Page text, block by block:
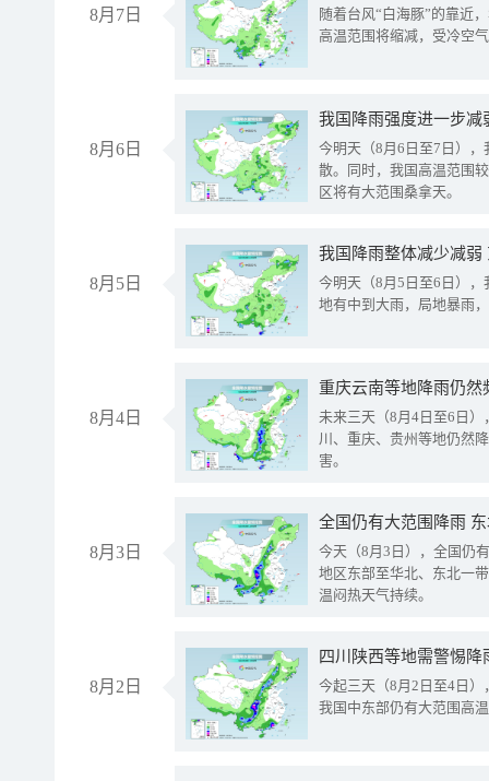
8月7日
随着台风“白海豚”的靠近
高温范围将缩减，受冷空
8月6日
今明天（8月6日至7日）
散。同时，我国高温范围
区将有大范围桑拿天。
8月5日
我国降雨整体减少减弱
今明天（8月5日至6日）
地有中到大雨，局地暴雨
8月4日
重庆云南等地降雨仍然
未来三天（8月4日至6日
川、重庆、贵州等地仍然
害。
8月3日
全国仍有大范围降雨
今天（8月3日），全国仍
地区东部至华北、东北一
温闷热天气持续。
8月2日
今起三天（8月2日至4日
我国中东部仍有大范围高